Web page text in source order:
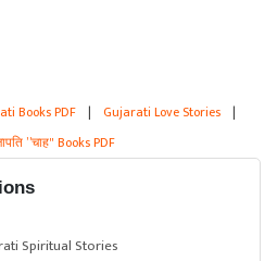
Books PDF | Gujarati Love Stories |
”चाह" Books PDF
Spiritual Stories